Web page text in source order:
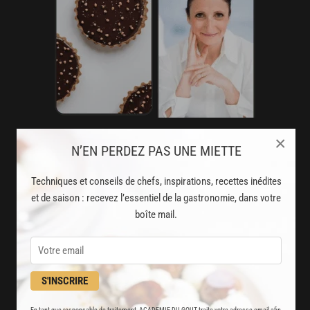
N’EN PERDEZ PAS UNE MIETTE
Techniques et conseils de chefs, inspirations, recettes inédites
et de saison : recevez l’essentiel de la gastronomie, dans votre
boîte mail.
S'INSCRIRE
×
AVEC VOTRE ABONNEMENT
PREMIUM
LA CUISINE DES CHEFS, ENFIN ACCESSIBLE !
8000recettes exclusives
partagées par vos chefs préférés
2000vidéos de recettes